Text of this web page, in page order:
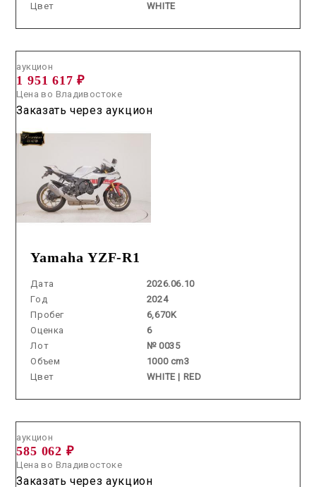
Цвет
WHITE
Yamaha YZF-R1
Дата
2026.06.10
Год
2024
Пробег
6,670K
Оценка
6
Лот
№ 0035
Объем
1000 cm3
Цвет
WHITE | RED
аукцион
1 951 617 ₽
Цена во Владивостоке
Заказать через аукцион
аукцион
585 062 ₽
Цена во Владивостоке
Заказать через аукцион